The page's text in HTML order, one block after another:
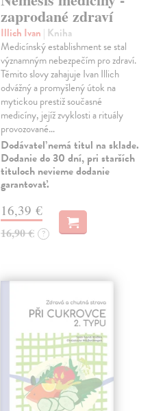
zaprodané zdraví
Illich Ivan | Kniha
Medicínský establishment se stal
významným nebezpečím pro zdraví.
Těmito slovy zahajuje Ivan Illich
odvážný a promyšlený útok na
mytickou prestiž současné
medicíny, jejíž zvyklosti a rituály
provozované…
Dodávateľ nemá titul na sklade.
Dodanie do 30 dní, pri starších
tituloch nevieme dodanie
garantovať.
16,39 €
16,90 € ?